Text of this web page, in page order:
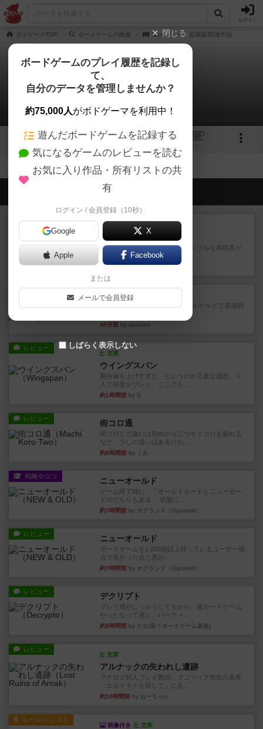
ログイン
ボドゲーマTOP ボードゲームの検索 faces 拡張版/関連作品
faces
拡張/関連作品 0件
1
会員の新しい投稿
ルール/インスト
ざりかに将棋
３種類の駒だけが登場する超シンプルな将棋系ゲ
ーム入門作品です♪(＾＾)...
19分前by あんちっく
レビュー エージェントアベニュー
追いついたら勝ち。シンプルな ルールとで直感的
40分前 by daisdice
レビュー
充実
ウイングスパン
期待値を上げすぎた、というのが正直な感想。２
人で何度かプレイ。ここでも...
約1時間前 by S
レビュー 街コロ通
街コロとの違いは初めから二つサイコロを振れる
など、少しの違いはあるけれ...
約6時間前 by くみ
戦略やコツ ニューオールド
ゲーム終了時に、「オールドカードとニューカー
ドのどちらもある」 状態に...
約7時間前 by オグランド（Oguland）
レビュー ニューオールド
ボードゲームを1,000個以上持っているユーザー視
点で良かった点と悪か...
約7時間前 by オグランド（Oguland）
レビュー デクリプト
プレイ感がしっかりしてるから、超ボードゲーム
やったなって感じ。パーティ...
約8時間前 by ヒロ(新！ボードゲーム家族)
レビュー
充実
アルナックの失われし遺跡
アナログ対人プレイ数回。クニツィア先生の名作
「エルドラドを探して」にあ...
約10時間前 by おーちゃん
ルール/インスト
画像付き 充実
閉じる
ボードゲームのプレイ履歴を記録し
て、
自分のデータを管理しませんか？
約75,000人がボドゲーマを利用中！
遊んだボードゲームを記録する
気になるゲームのレビューを読む
お気に入り作品・所有リストの共
有
ログイン / 会員登録（10秒）
Google X
Apple Facebook
または
メールで会員登録
しばらく表示しない